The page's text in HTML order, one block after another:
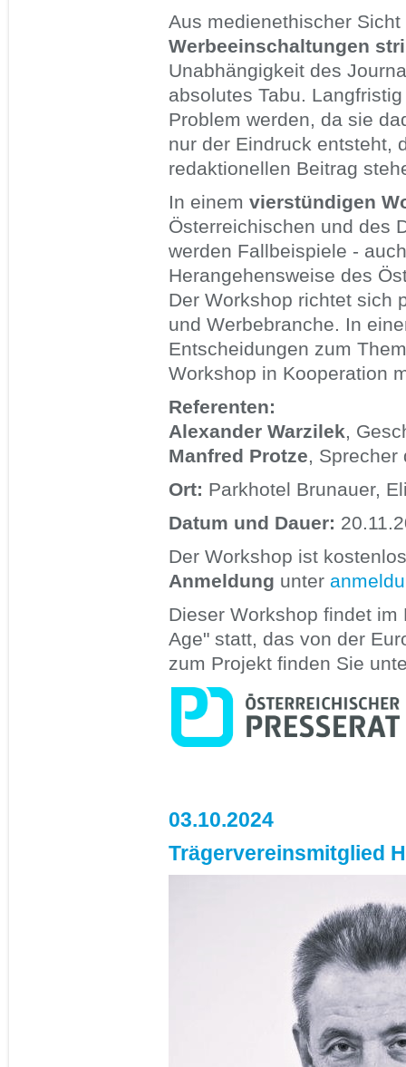
Aus medienethischer
Werbeeinschaltungen
Unabhängigkeit des
absolutes Tabu.
Problem werden, da sie
nur der Eindruck entsteht,
redaktionellen Beitrag
In einem vierstündigen
Österreichischen und des
werden Fallbeispiele -
Herangehensweise des
Der Workshop richtet sich
und Werbebranche. In
Entscheidungen zum
Workshop in Kooperation
Referenten:
Alexander Warzilek,
Manfred Protze, Sprecher
Ort: Parkhotel Brunauer,
Datum und Dauer:
Der Workshop ist
Anmeldung unter
Dieser Workshop findet
Age" statt, das von der
zum Projekt finden Sie
03.10.2024
Trägervereinsmitglied